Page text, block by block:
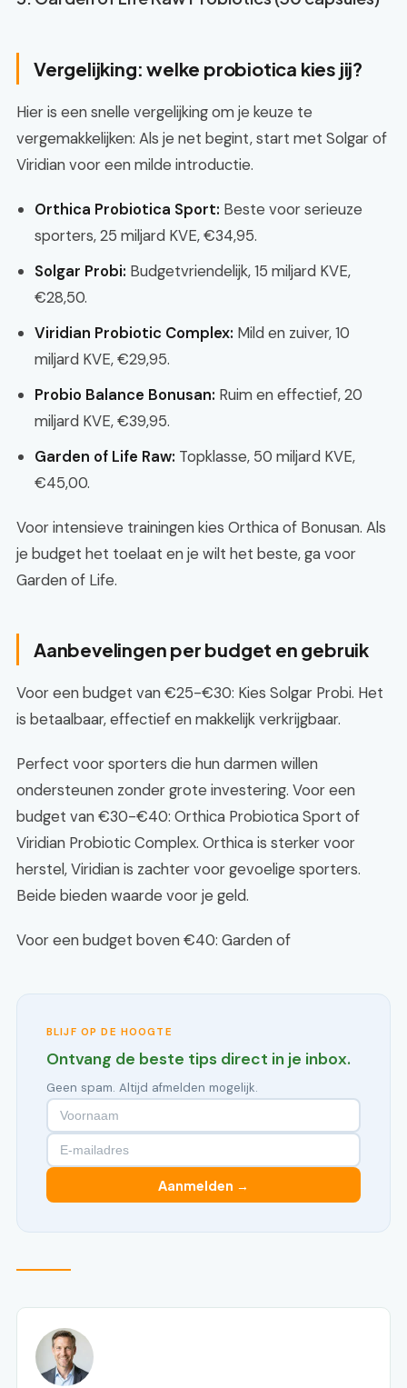
Vergelijking: welke probiotica kies jij?
Hier is een snelle vergelijking om je keuze te
vergemakkelijken: Als je net begint, start met Solgar of
Viridian voor een milde introductie.
Orthica Probiotica Sport: Beste voor serieuze
sporters, 25 miljard KVE, €34,95.
Solgar Probi: Budgetvriendelijk, 15 miljard KVE,
€28,50.
Viridian Probiotic Complex: Mild en zuiver, 10
miljard KVE, €29,95.
Probio Balance Bonusan: Ruim en effectief, 20
miljard KVE, €39,95.
Garden of Life Raw: Topklasse, 50 miljard KVE,
€45,00.
Voor intensieve trainingen kies Orthica of Bonusan. Als
je budget het toelaat en je wilt het beste, ga voor
Garden of Life.
Aanbevelingen per budget en gebruik
Voor een budget van €25-€30: Kies Solgar Probi. Het
is betaalbaar, effectief en makkelijk verkrijgbaar.
Perfect voor sporters die hun darmen willen
ondersteunen zonder grote investering. Voor een
budget van €30-€40: Orthica Probiotica Sport of
Viridian Probiotic Complex. Orthica is sterker voor
herstel, Viridian is zachter voor gevoelige sporters.
Beide bieden waarde voor je geld.
Voor een budget boven €40: Garden of
BLIJF OP DE HOOGTE
Ontvang de beste tips direct in je inbox.
Geen spam. Altijd afmelden mogelijk.
Aanmelden →